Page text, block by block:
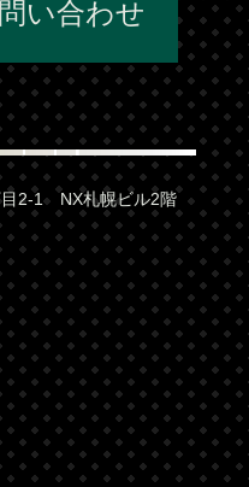
い合わせ
目2-1 NX札幌ビル2階